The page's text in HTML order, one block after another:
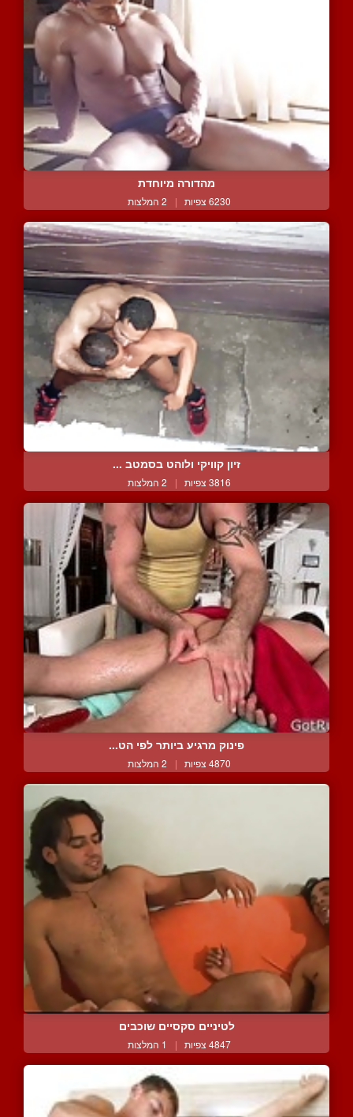
מהדורה מיוחדת
6230 צפיות | 2 המלצות
זיון קוויקי ולוהט בסמטב ...
3816 צפיות | 2 המלצות
פינוק מרגיע ביותר לפי הט...
4870 צפיות | 2 המלצות
לטיניים סקסיים שוכבים
4847 צפיות | 1 המלצות